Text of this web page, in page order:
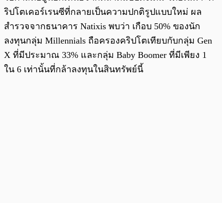
ริปโตเคอร์เรนซีที่กลายเป็นความปกติรูปแบบใหม่ ผล
สำรวจจากธนาคาร Natixis พบว่า เกือบ 50% ของนัก
ลงทุนกลุ่ม Millennials ถือครองคริปโตเทียบกับกลุ่ม Gen
X ที่มีประมาณ 33% และกลุ่ม Baby Boomer ที่มีเพียง 1
ใน 6 เท่านั้นที่กล้าลงทุนในสินทรัพย์นี้